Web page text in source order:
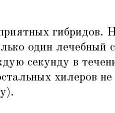
гибридов.
один лечебный
секунду в
хилеров